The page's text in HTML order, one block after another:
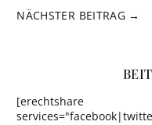
NÄCHSTER BEITRAG →
[erechtshare